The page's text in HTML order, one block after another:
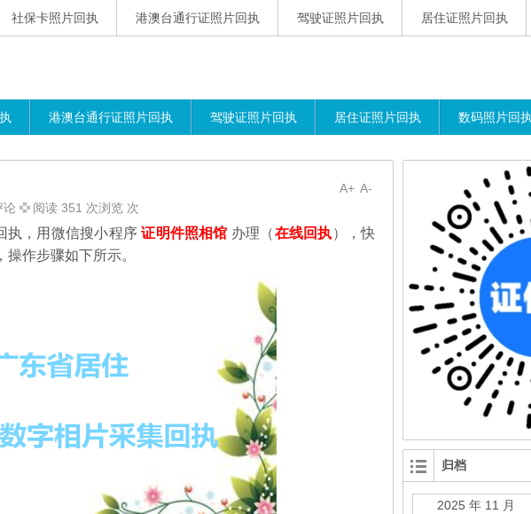
社保卡照片回执 港澳台通行证照片回执 驾驶证照片回执 居住证照片回执
港澳台通行证照片回执 驾驶证照片回执 居住证照片回执 数码照片回执
A-
A+
论
阅读 351 次浏览 次
执，用微信搜小程序证明件照相馆 办理（在线回执），快
作步骤如下所示。
归档
2025 年 11 月